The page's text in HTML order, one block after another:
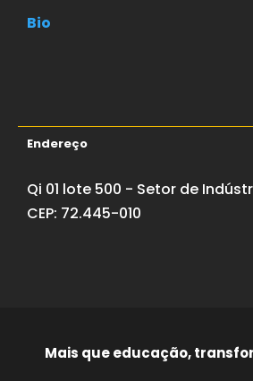
Bio
Endereço
Qi 01 lote 500 - Setor de
CEP: 72.445-010
Mais que educação,